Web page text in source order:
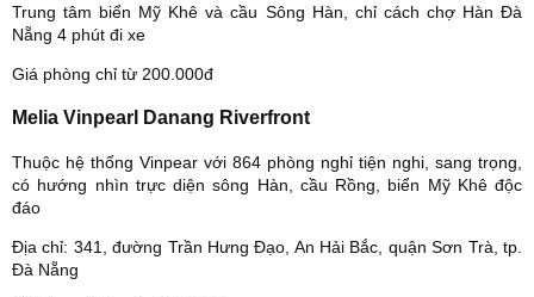
Trung tâm biển Mỹ Khê và cầu Sông Hàn, chỉ cách chợ Hàn Đà
Nẵng 4 phút đi xe
Giá phòng chỉ từ 200.000đ
Melia Vinpearl Danang Riverfront
Thuộc hệ thống Vinpear với 864 phòng nghỉ tiện nghi, sang trọng,
có hướng nhìn trực diện sông Hàn, cầu Rồng, biển Mỹ Khê độc
đáo
Địa chỉ: 341, đường Trần Hưng Đạo, An Hải Bắc, quận Sơn Trà, tp.
Đà Nẵng